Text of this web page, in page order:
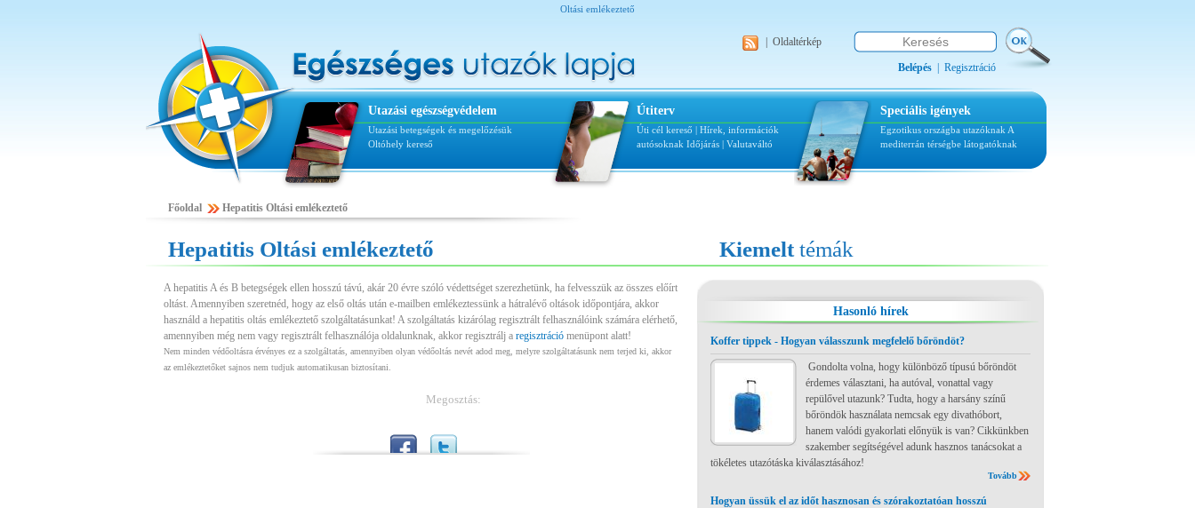
Oltási emlékeztető
Oldaltérkép
Belépés Regisztráció
Utazási egészségvédelem
Utazási betegségek és megelőzésük
Oltóhely kereső
Útiterv
Úti cél kereső | Hírek, információk
autósoknak Időjárás | Valutaváltó
Speciális igények
Egzotikus országba utazóknak A
mediterrán térségbe látogatóknak
Főoldal Hepatitis Oltási emlékeztető
Hepatitis Oltási emlékeztető
A hepatitis A és B betegségek ellen hosszú távú, akár 20 évre szóló védettséget szerezhetünk, ha felvesszük az összes előírt
oltást. Amennyiben szeretnéd, hogy az első oltás után e-mailben emlékeztessünk a hátralévő oltások időpontjára, akkor
használd a hepatitis oltás emlékeztető szolgáltatásunkat! A szolgáltatás kizárólag regisztrált felhasználóink számára elérhető,
amennyiben még nem vagy regisztrált felhasználója oldalunknak, akkor regisztrálj a regisztráció menüpont alatt!
Nem minden védőoltásra érvényes ez a szolgáltatás, amennyiben olyan védőoltás nevét adod meg, melyre szolgáltatásunk nem terjed ki, akkor
az emlékeztetőket sajnos nem tudjuk automatikusan biztosítani.
Megosztás:
Kiemelttémák
Hasonló hírek
Koffer tippek - Hogyan válasszunk megfelelő bőröndöt?
Gondolta volna, hogy különböző típusú bőröndöt
érdemes választani, ha autóval, vonattal vagy
repülővel utazunk? Tudta, hogy a harsány színű
bőröndök használata nemcsak egy divathóbort,
hanem valódi gyakorlati előnyük is van? Cikkünkben
szakember segítségével adunk hasznos tanácsokat a
tökéletes utazótáska kiválasztásához!
Tovább
Hogyan üssük el az időt hasznosan és szórakoztatóan hosszú